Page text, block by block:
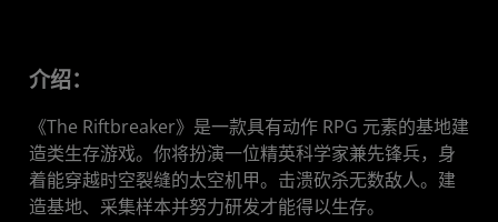
介绍：
《The Riftbreaker》是一款具有动作 RPG 元素的基地建
造类生存游戏。你将扮演一位精英科学家兼先锋兵，身
着能穿越时空裂缝的太空机甲。击溃砍杀无数敌人。建
造基地、采集样本并努力研发才能得以生存。